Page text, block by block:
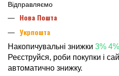
Відправляємо
Нова Пошта
Укрпошта
Накопичувальні знижки 3%
Реєструйся, роби покупки і
автоматично знижку.